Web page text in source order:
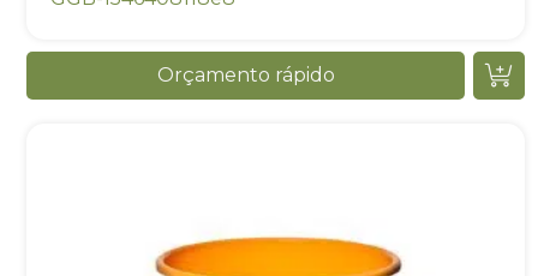
Orçamento rápido